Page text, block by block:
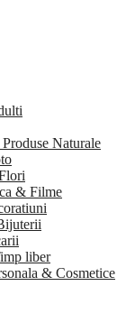
Naturale
& Filme
liber
& Cosmetice